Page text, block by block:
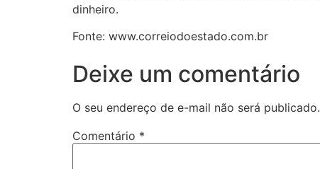
dinheiro.
Fonte: www.correiodoestado.com.br
Deixe um comentário
O seu endereço de e-mail não será publicado.
Comentário *